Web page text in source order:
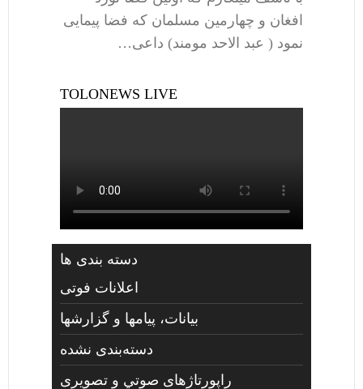
افغان و چهارمین مسلمان که فضا پیمایی
نمود ( عبد الاحد مومند) داعی…
TOLONEWS LIVE
دسته بندی ها
اعلانات فوتی
بیانات، پیامها و گزارشها
دسته‌بندی نشده
راپورتاژهای صوتي و تصويری